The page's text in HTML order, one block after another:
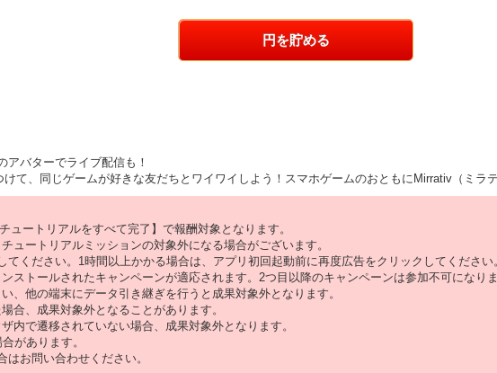
円を貯める
バターでライブ配信も！
て、同じゲームが好きな友だちとワイワイしよう！スマホゲームのおともにMirrativ（ミラ
ートリアルをすべて完了】で報酬対象となります。
ートリアルミッションの対象外になる場合がございます。
ください。1時間以上かかる場合は、アプリ初回起動前に再度広告をクリックしてください
トールされたキャンペーンが適応されます。2つ目以降のキャンペーンは参加不可になりま
他の端末にデータ引き継ぎを行うと成果対象外となります。
合、成果対象外となることがあります。
で遷移されていない場合、成果対象外となります。
があります。
お問い合わせください。